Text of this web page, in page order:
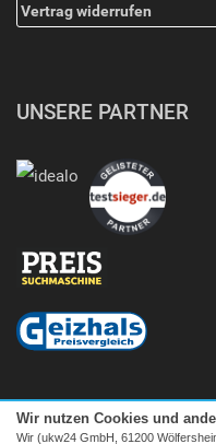
Vertrag widerrufen
UNSERE PARTNER
Wir nutzen Cookies und
Wir (ukw24 GmbH, 61200